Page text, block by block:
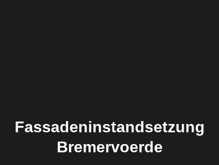
Fassadeninstandsetzung
Bremervoerde